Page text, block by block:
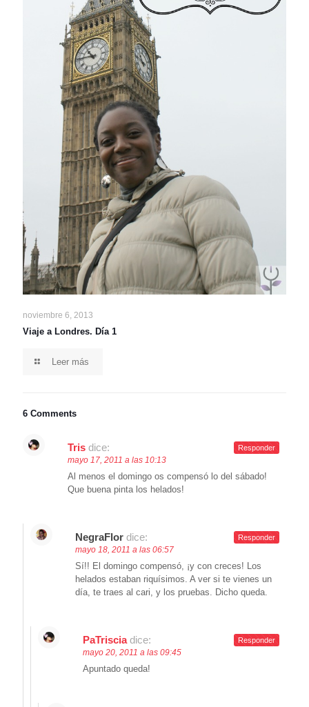
noviembre 6, 2013
Viaje a Londres. Día 1
Leer más
6 Comments
Tris dice:
mayo 17, 2011 a las 10:13
Al menos el domingo os compensó lo del sábado!
Que buena pinta los helados!
Responder
NegraFlor dice:
mayo 18, 2011 a las 06:57
Sí!! El domingo compensó, ¡y con creces! Los
helados estaban riquísimos. A ver si te vienes un
día, te traes al cari, y los pruebas. Dicho queda.
Responder
PaTriscia dice:
mayo 20, 2011 a las 09:45
Apuntado queda!
Responder